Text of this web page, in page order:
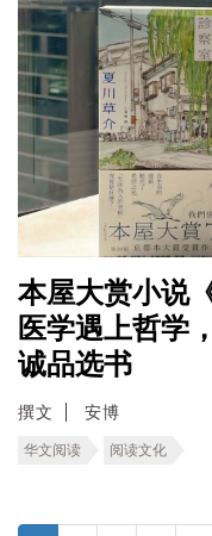
本屋大赏小说
医学遇上哲学
诚品选书
撰文 安博
华文阅读 阅读文化